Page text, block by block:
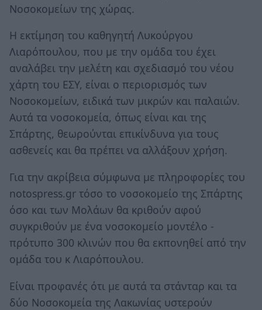
Νοσοκομείων της χώρας.
Η εκτίμηση του καθηγητή Λυκούργου
Λιαρόπουλου, που με την ομάδα του έχει
αναλάβει την μελέτη και σχεδιασμό του νέου
χάρτη του ΕΣΥ, είναι ο περιορισμός των
Νοσοκομείων, ειδικά των μικρών και παλαιών.
Αυτά τα νοσοκομεία, όπως είναι και της
Σπάρτης, θεωρούνται επικίνδυνα για τους
ασθενείς και θα πρέπει να αλλάξουν χρήση.
Για την ακρίβεια σύμφωνα με πληροφορίες του
notospress.gr τόσο το νοσοκομείο της Σπάρτης
όσο και των Μολάων θα κριθούν αφού
συγκριθούν με ένα νοσοκομείο μοντέλο -
πρότυπο 300 κλινών που θα εκπονηθεί από την
ομάδα του κ Λιαρόπουλου.
Είναι προφανές ότι με αυτά τα στάνταρ και τα
δύο Νοσοκομεία της Λακωνίας υστερούν